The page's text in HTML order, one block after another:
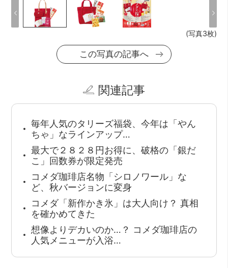
(写真3枚)
この写真の記事へ
関連記事
毎年人気のタリーズ福袋、今年は「やん
ちゃ」なラインアップ…
最大で２８２８円お得に、破格の「銀だ
こ」回数券が限定発売
コメダ珈琲店名物「シロノワール」な
ど、秋バージョンに変身
コメダ「新作かき氷」は大人向け？ 真相
を確かめてきた
想像よりデカいのか…？ コメダ珈琲店の
人気メニューが入浴…